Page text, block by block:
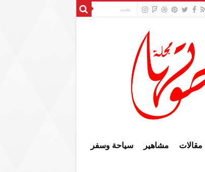
مقالات مشاهير سياحة وسفر